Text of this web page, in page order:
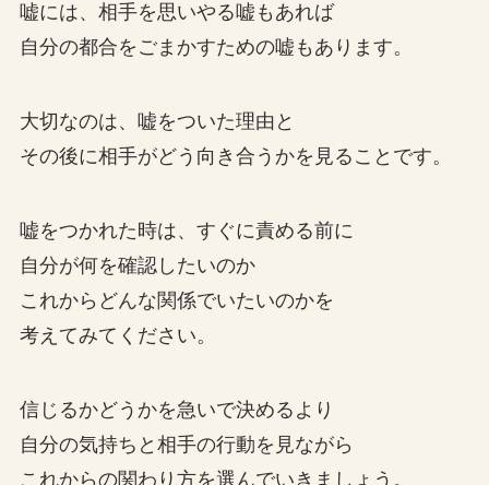
嘘には、相手を思いやる嘘もあれば
自分の都合をごまかすための嘘もあります。
大切なのは、嘘をついた理由と
その後に相手がどう向き合うかを見ることです。
嘘をつかれた時は、すぐに責める前に
自分が何を確認したいのか
これからどんな関係でいたいのかを
考えてみてください。
信じるかどうかを急いで決めるより
自分の気持ちと相手の行動を見ながら
これからの関わり方を選んでいきましょう。